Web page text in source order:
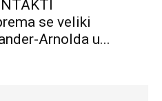
se veliki
Arnolda u...